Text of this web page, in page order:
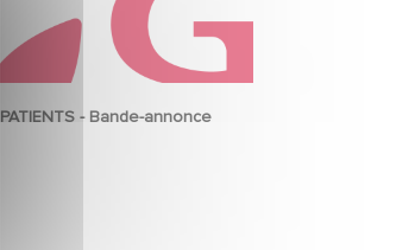
PATIENTS - Bande-annonce